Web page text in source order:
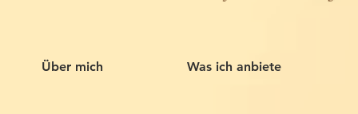
Über mich Was ich anbiete